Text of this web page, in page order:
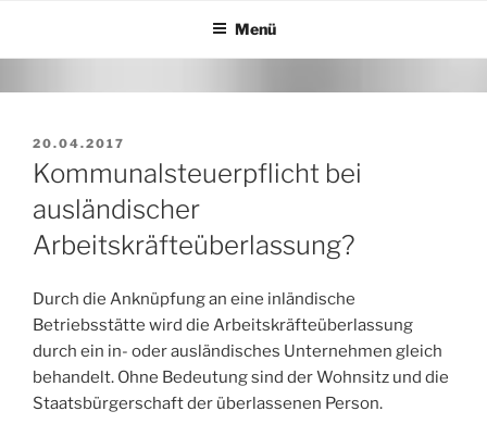
springen
Menü
VERÖFFENTLICHT
AM
20.04.2017
Kommunalsteuerpflicht bei
ausländischer
Arbeitskräfteüberlassung?
Durch die Anknüpfung an eine inländische
Betriebsstätte wird die Arbeitskräfteüberlassung
durch ein in- oder ausländisches Unternehmen gleich
behandelt. Ohne Bedeutung sind der Wohnsitz und die
Staatsbürgerschaft der überlassenen Person.